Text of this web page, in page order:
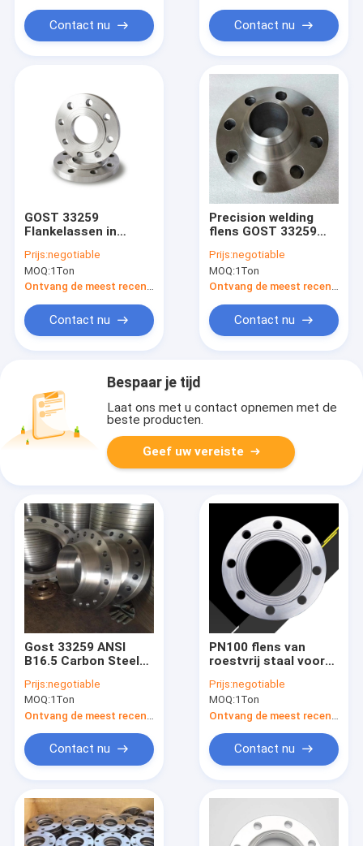
Contact nu Contact nu
GOST 33259
Flankelassen in
staal of
legeringsstaal
Prijs:negotiable
MOQ:1Ton
Ontvang de meest recente Prijs
Contact nu
Precision welding
flens GOST 33259
verbindingen
Prijs:negotiable
MOQ:1Ton
Ontvang de meest recente Prijs
Contact nu
Bespaar je tijd
Laat ons met u contact opnemen met de
beste producten.
Geef uw vereiste
Gost 33259 ANSI
B16.5 Carbon Steel
lashalsflens
Prijs:negotiable
MOQ:1Ton
Contact nu
PN100 flens van
roestvrij staal voor
buisverbindingen
GOST-norm
Prijs:negotiable
MOQ:1Ton
Contact nu